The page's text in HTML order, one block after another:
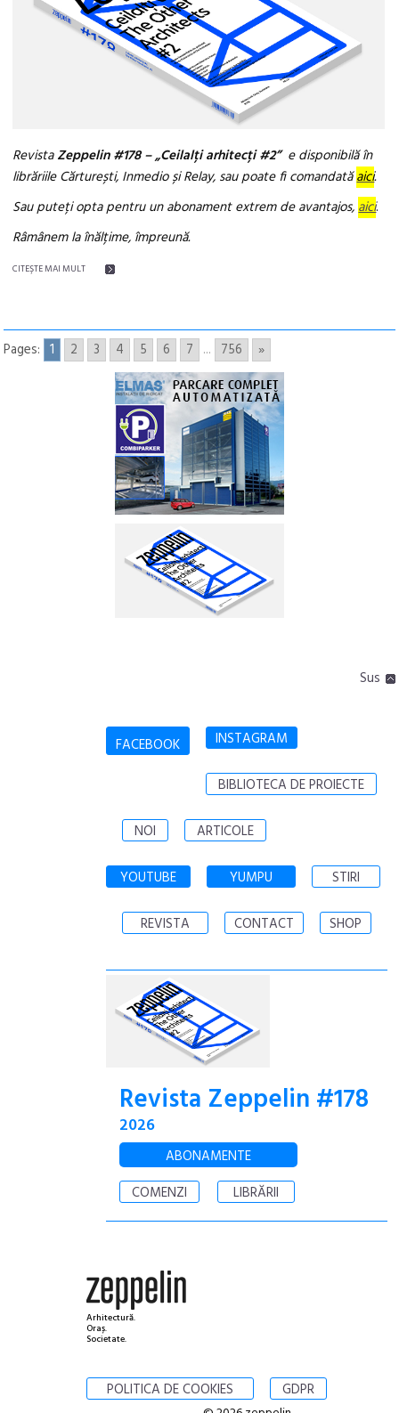
RevistaZeppelin #178– „Ceilalți arhitecți #2” e disponibilă în
librăriile Cărturești, Inmedio și Relay, sau poate fi comandatăaici.
Sau puteți opta pentru un abonament extrem de avantajos,aici.
Râmânem la înălțime, împreună.
CITEŞTE MAI MULT
Pages: 1 2 3 4 5 6 7 ... 756 »
Sus
FACEBOOK INSTAGRAM
BIBLIOTECA DE PROIECTE
NOI ARTICOLE
YOUTUBE YUMPU STIRI
REVISTA CONTACT SHOP
Revista Zeppelin #178
2026
ABONAMENTE
COMENZI
LIBRĂRII
Arhitectură.
Oraș.
Societate.
POLITICA DE COOKIES GDPR